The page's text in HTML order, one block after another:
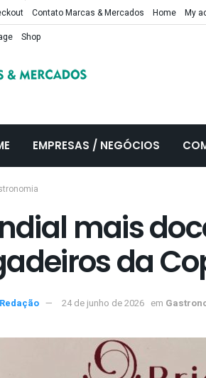
Contato Marcas & Mercados Home My
Shop
EMPRESAS / NEGÓCIOS
mais
da
Redação 24 de junho de 2026 em